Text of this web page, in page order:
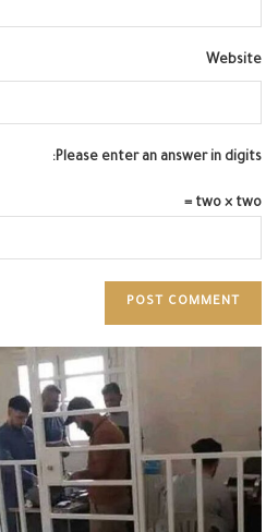
Website
Please enter an answer in digits:
two × two =